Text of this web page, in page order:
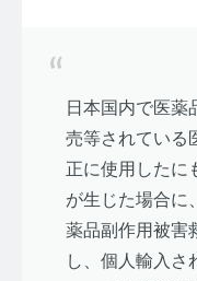
日本国内で医薬
売等されている
正に使用したに
が生じた場合に
薬品副作用被害
し、個人輸入さ